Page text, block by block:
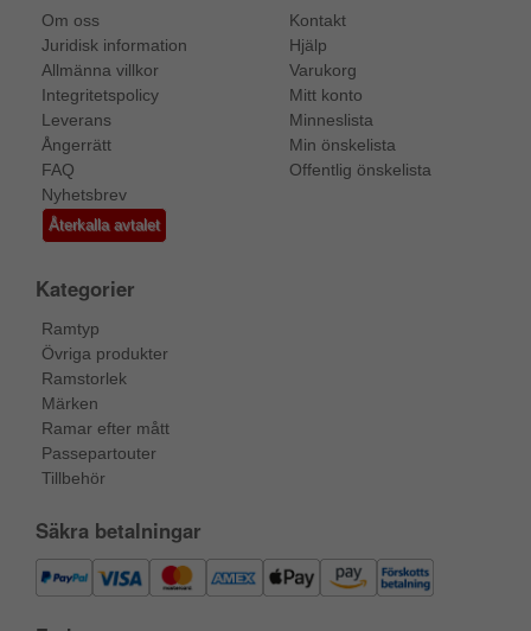
Om oss
Juridisk information
Allmänna villkor
Integritetspolicy
Leverans
Ångerrätt
FAQ
Nyhetsbrev
Återkalla avtalet
Kontakt
Hjälp
Varukorg
Mitt konto
Minneslista
Min önskelista
Offentlig önskelista
Kategorier
Ramtyp
Övriga produkter
Ramstorlek
Märken
Ramar efter mått
Passepartouter
Tillbehör
Säkra betalningar